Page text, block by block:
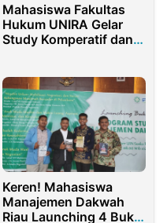
Mahasiswa Fakultas
Hukum UNIRA Gelar
Study Komperatif dan
Keren! Mahasiswa
Manajemen Dakwah
Riau Launching 4 Buku